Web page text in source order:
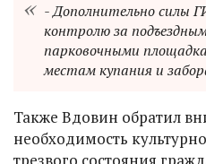
- Дополнительно силы
контролю за
парковочными
местам купания и
Также Вдовин обратил
необходимость